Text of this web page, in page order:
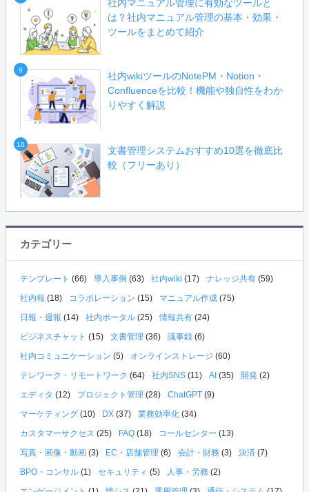
社内マニュアル管理に有効なツールと
は？社内マニュアル管理の基本・効果・
ツールをまとめて紹介
9
社内wikiツールのNotePM・Notion・
Confluenceを比較！機能や独自性をわか
りやすく解説
10
文書管理システムおすすめ10選を徹底比
較（フリーあり）
カテゴリー
テンプレート (66) 導入事例 (63) 社内wiki (17) ナレッジ共有 (59)
社内報 (18) コラボレーション (15) マニュアル作成 (75)
日報・週報 (14) 社内ポータル (25) 情報共有 (24)
ビジネスチャット (15) 文書管理 (36) 議事録 (6)
社内コミュニケーション (5) オンラインストレージ (60)
テレワーク・リモートワーク (64) 社内SNS (11) AI (35) 開発 (2)
エディタ (12) プロジェクト管理 (28) ChatGPT (9)
マーケティング (10) DX (37) 業務効率化 (34)
カスタマーサクセス (25) FAQ (18) コールセンター (13)
写真・画像・動画 (3) EC・店舗管理 (6) 会計・財務 (3) 決済 (7)
BPO・コンサル (1) セキュリティ (5) 人事・労務 (2)